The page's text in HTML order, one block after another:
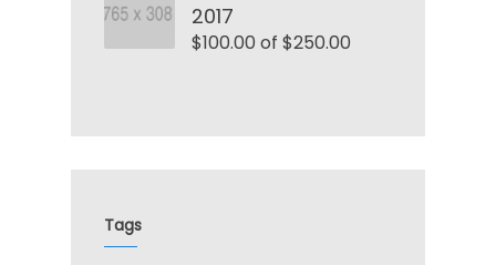
2017
$100.00 of $250.00
Tags